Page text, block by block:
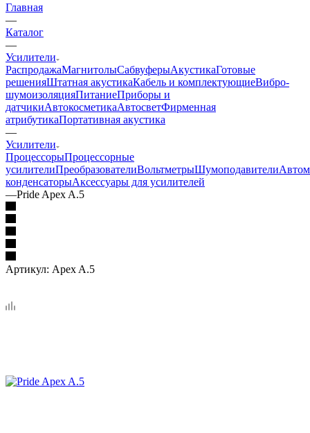
Главная
—
Каталог
—
Усилители
РаспродажаМагнитолыСабвуферыАкустикаГотовые
решенияШтатная акустикаКабель и комплектующиеВибро-
шумоизоляцияПитаниеПриборы и
датчикиАвтокосметикаАвтосветФирменная
атрибутикаПортативная акустика
—
Усилители
ПроцессорыПроцессорные
усилителиПреобразователиВольтметрыШумоподавители
конденсаторыАксессуары для усилителей
—Pride Apex A.5
Артикул: Apex A.5